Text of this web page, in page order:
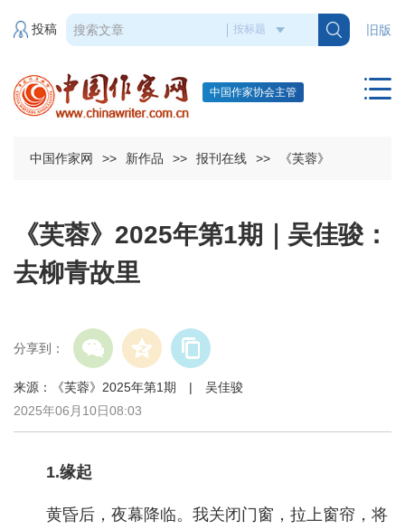
旧版
投稿
中国作家协会主管
中国作家网 >> 新作品 >> 报刊在线 >> 《芙蓉》
《芙蓉》2025年第1期｜吴佳骏：
去柳青故里
分享到：
来源：《芙蓉》2025年第1期 | 吴佳骏
2025年06月10日08:03
1.缘起
黄昏后，夜幕降临。我关闭门窗，拉上窗帘，将